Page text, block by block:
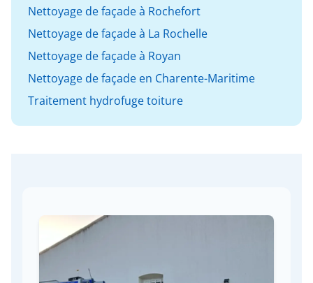
Nettoyage de façade à Rochefort
Nettoyage de façade à La Rochelle
Nettoyage de façade à Royan
Nettoyage de façade en Charente-Maritime
Traitement hydrofuge toiture